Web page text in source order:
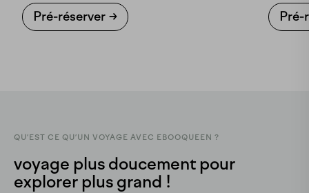
Pré-réserver Pré-
QU’EST CE QU’UN VOYAGE AVEC EBOOQUEEN ?
voyage plus doucement pour
explorer plus grand !